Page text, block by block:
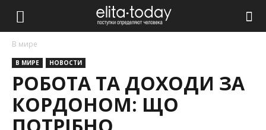
В мире
В МИРЕ НОВОСТИ
РОБОТА ТА ДОХОДИ ЗА
КОРДОНОМ: ЩО